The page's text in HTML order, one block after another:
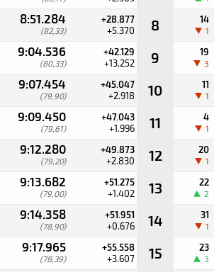
8:51.284
(82,33)
+28.877
+5.370 8 14
1
9:04.536
(80,33)
+42.129
+13.252 9 19
3
9:07.454
(79,90)
+45.047
+2.918 10 11
1
9:09.450
(79,61)
+47.043
+1.996 11 4
1
9:12.280
(79,20)
+49.873
+2.830 12 20
1
9:13.682
(79,00)
+51.275
+1.402 13 22
2
9:14.358
(78,90)
+51.951
+0.676 14 31
1
9:17.965
(78,39)
+55.558
+3.607 15 23
3